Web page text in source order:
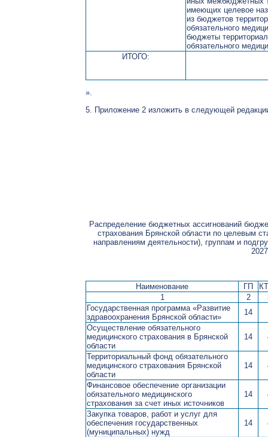
имеющих целевое
из бюджетов
обязательного
бюджеты
обязательного
ИТОГО:
».
5. Приложение 2 изложить в следующей
Распределение бюджетных ассигнований
страхования Брянской области по целевым
направлениям деятельности), группам и
Наименование ГП
1
2
Государственная программа «Развитие
здравоохранения Брянской области»
14
Осуществление обязательного
медицинского страхования в Брянской
области
14
Территориальный фонд обязательного
медицинского страхования Брянской
области
14
Финансовое обеспечение организации
обязательного медицинского
страхования за счет иных источников
14
Закупка товаров, работ и услуг для
обеспечения государственных
(муниципальных) нужд
14